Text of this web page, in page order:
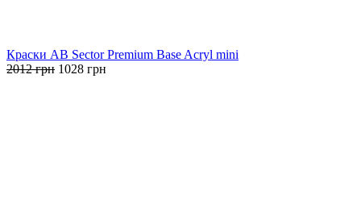
Краски AB Sector Premium Base Acryl mini
2012грн Первоначальная
1028 грн